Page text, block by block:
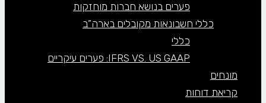
פערים בנושא חברות מוחזקות
כללי חשבונאות מקובלים בארה”ב
כללי
IFRS VS. US GAAP: פערים עיקריים
מונחים
קריאת דוחות